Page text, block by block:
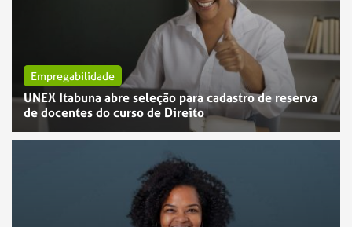
Empregabilidade
UNEX Itabuna abre seleção para cadastro de reserva
de docentes do curso de Direito